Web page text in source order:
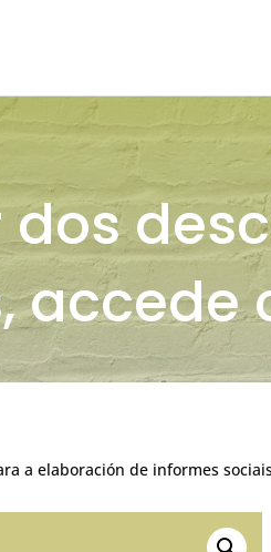
dos
accede
a elaboración de informes